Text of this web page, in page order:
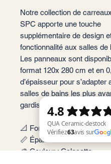
Notre collection de
SPC apporte une touche
supplémentaire de design
fonctionnalité aux salles de
Les panneaux sont
format 120x 280 cm et en
d’épaisseur pour s’adapter
salles de bains les plus
gardistes et surprenantes.
📐 Format: 120 x 280cm
📏 Épaisseur : 4 mm
🎨 Couleur : Calacatta